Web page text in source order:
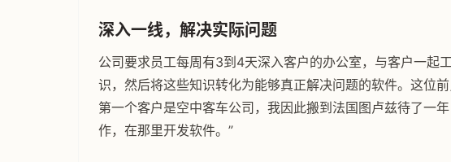
深入一线，解决实际问题
公司要求员工每周有3到4天深入客户的办公室，与客户一起
识，然后将这些知识转化为能够真正解决问题的软件。这位
第一个客户是空中客车公司，我因此搬到法国图卢兹待了一
作，在那里开发软件。”